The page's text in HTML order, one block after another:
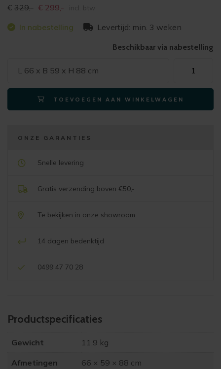
€ 329,- Oorspronkelijke
was:
€ 299,-
is:
In nabestelling Levertijd: min. 3 weken
Beschikbaar via nabestelling
L 66 x B 59 x H 88 cm
armstoel
SAGE
draaibaar
-
TOEVOEGEN AAN WINKELWAGEN
ONZE GARANTIES
Snelle levering
Gratis verzending boven €50,-
Te bekijken in onze showroom
14 dagen bedenktijd
0499 47 70 28
Product­specificaties
Gewicht 11,9 kg
Afmetingen 66 × 59 × 88 cm